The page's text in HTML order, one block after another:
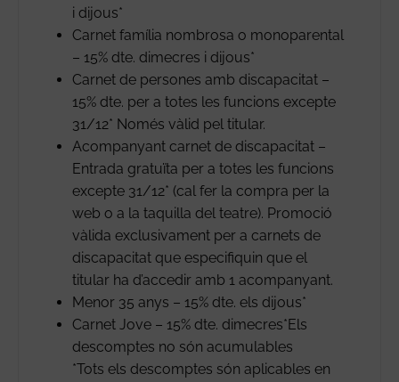
i dijous*
Carnet família nombrosa o monoparental
– 15% dte. dimecres i dijous*
Carnet de persones amb discapacitat –
15% dte. per a totes les funcions excepte
31/12* Només vàlid pel titular.
Acompanyant carnet de discapacitat –
Entrada gratuïta per a totes les funcions
excepte 31/12* (cal fer la compra per la
web o a la taquilla del teatre). Promoció
vàlida exclusivament per a carnets de
discapacitat que especifiquin que el
titular ha d’accedir amb 1 acompanyant.
Menor 35 anys – 15% dte. els dijous*
Carnet Jove – 15% dte. dimecres*Els
descomptes no són acumulables
*Tots els descomptes són aplicables en